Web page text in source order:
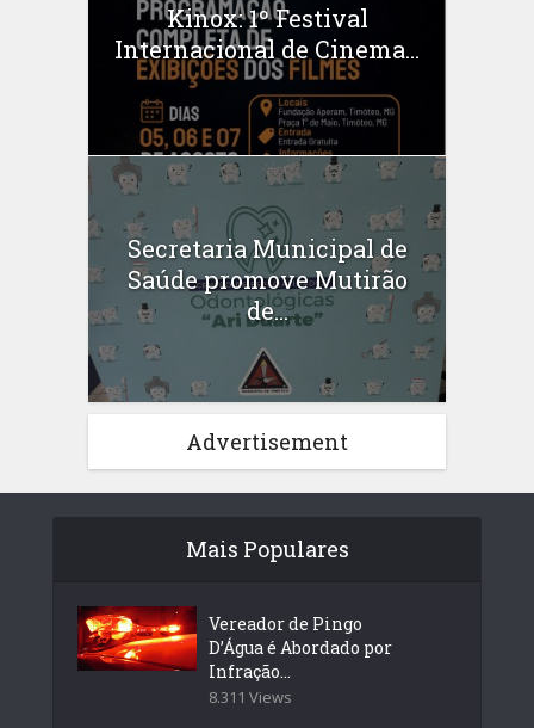
Kinox: 1º Festival
Internacional de Cinema...
Secretaria Municipal de
Saúde promove Mutirão
de...
Advertisement
Mais Populares
Vereador de Pingo
D’Água é Abordado por
Infração...
8.311 Views